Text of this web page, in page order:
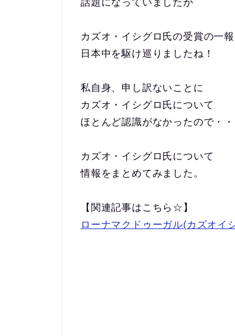
話題になっていましたが
カズオ・イシグロ氏の受賞の一
日本中を駆け巡りましたね！
私自身、申し訳ないことに
カズオ・イシグロ氏について
ほとんど認識がなかったので・・
カズオ・イシグロ氏について
情報をまとめてみました。
【関連記事はこちら☆】
ローナマクドゥーガル(カズオイ